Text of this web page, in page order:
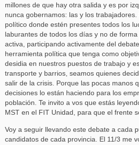
millones de que hay otra salida y es por
nunca gobernamos: las y los
político donde estén presentes todos los
laburantes de todos los días y no de
activa, participando activamente del
herramienta política que tenga como
desidia en nuestros puestos de trabajo y
transporte y barrios, seamos quienes
salir de la crisis. Porque las pocas manos
decisiones lo están haciendo para los
población. Te invito a vos que estás
MST en el FIT Unidad, para que el frente
Voy a seguir llevando este debate a cada
candidatos de cada provincia. El 11/3 me